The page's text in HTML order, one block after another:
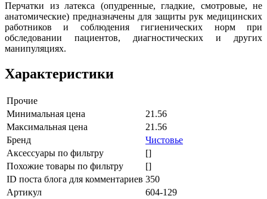
Перчатки из латекса (опудренные, гладкие, смотровые, не
анатомические) предназначены для защиты рук медицинских
работников и соблюдения гигиенических норм при
обследовании пациентов, диагностических и других
манипуляциях.
Характеристики
Прочие
Минимальная цена
21.56
Максимальная цена
21.56
Бренд
Чистовье
Аксессуары по фильтру
[]
Похожие товары по фильтру
[]
ID поста блога для комментариев 350
Артикул
604-129